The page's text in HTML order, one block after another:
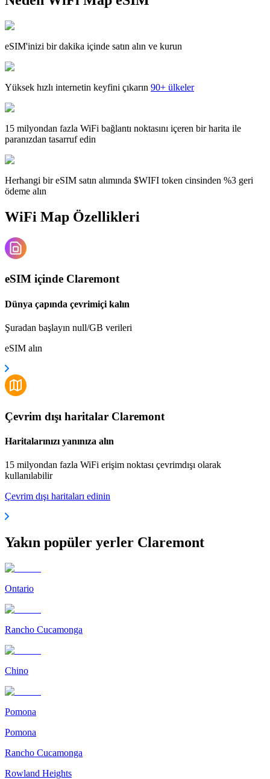
eSIM'inizi bir dakika içinde satın alın ve kurun
Yüksek hızlı internetin keyfini çıkarın 90+ ülkeler
15 milyondan fazla WiFi bağlantı noktasını içeren bir harita ile
paranızdan tasarruf edin
Herhangi bir eSIM satın alımında $WIFI token cinsinden %3 geri
ödeme alın
WiFi Map Özellikleri
eSIM içinde Claremont
Dünya çapında çevrimiçi kalın
Şuradan başlayın null/GB verileri
eSIM alın
Çevrim dışı haritalar Claremont
Haritalarınızı yanınıza alın
15 milyondan fazla WiFi erişim noktası çevrimdışı olarak
kullanılabilir
Çevrim dışı haritaları edinin
Yakın popüler yerler Claremont
Ontario
Rancho Cucamonga
Chino
Pomona
Pomona
Rancho Cucamonga
Rowland Heights